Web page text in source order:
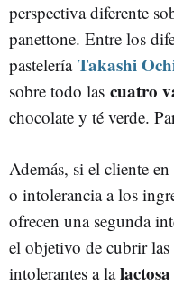
perspectiva diferente
panettone. Entre los
pastelería Takashi
sobre todo las cuatro
chocolate y té verde.
Además, si el cliente
o intolerancia a los
ofrecen una segunda
el objetivo de cubrir las
intolerantes a lalactosa